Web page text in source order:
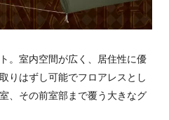
。室内空間が広く、居住性に優
りはずし可能でフロアレスとし
、その前室部まで覆う大きなグ